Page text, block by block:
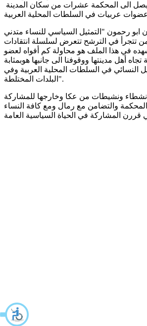
ابو رحمون "التمثيل السياسي للنساء متدني
ال 1% ومن تتجرأ في الترشح تتعرض لسلسلة انتقادات
في هذا الملف هو محاولة كم أفواه لعضو
أهل مدينتها ووقوفنا الى جانبها هوبمثابة
النسائي في السلطات المحلية العربية وفي
البلدات المختلطة".
ونشيطات من عكا وخارجها للمشاركة
المحكمة والتضامن مع رمال ومع كافة النساء